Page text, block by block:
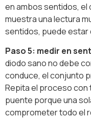
en ambos sentidos, el
muestra una lectura
sentidos, puede estar
Paso 5: medir en
diodo sano no debe
conduce, el conjunto
Repita el proceso
puente porque una
comprometer todo el